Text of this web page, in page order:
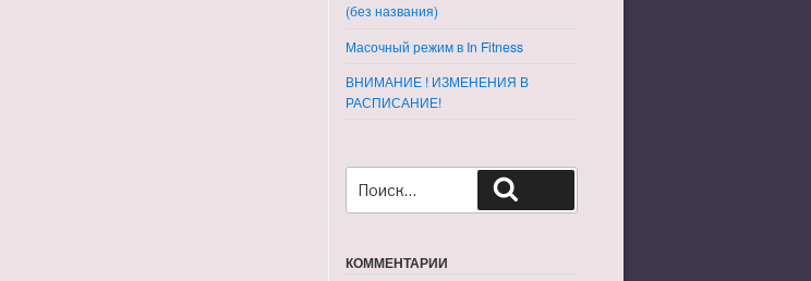
(без названия)
Масочный режим в In Fitness
ВНИМАНИЕ ! ИЗМЕНЕНИЯ В
РАСПИСАНИЕ!
Искать:
КОММЕНТАРИИ